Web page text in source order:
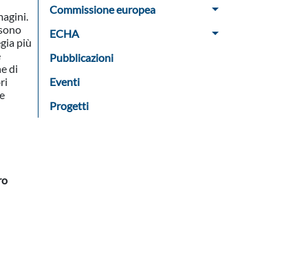
più
di
Commissione europea
ECHA
Pubblicazioni
Eventi
Progetti